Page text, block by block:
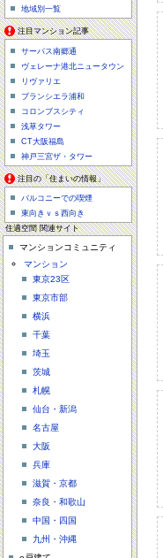
地域別一覧
注目マンション記事
サーパス南郷通
ヴェレーナ港北ニュータウン
リヴァリエ
ブランシエラ浦和
コロンブスシティ
浅草タワー
CT大阪福島
神戸三宮ザ・タワー
注目の「住まいの情報」
バルコニーでの喫煙
東向きｖｓ西向き
住適空間 関連サイト
マンションコミュニティ
マンション
東京23区
東京市部
横浜
千葉
埼玉
茨城
札幌
仙台・新潟
名古屋
大阪
兵庫
滋賀・京都
奈良・和歌山
中国・四国
九州・沖縄